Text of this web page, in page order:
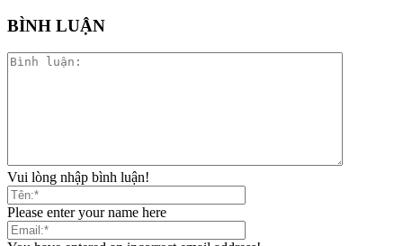
BÌNH LUẬN
Vui lòng nhập bình luận!
Please enter your name here